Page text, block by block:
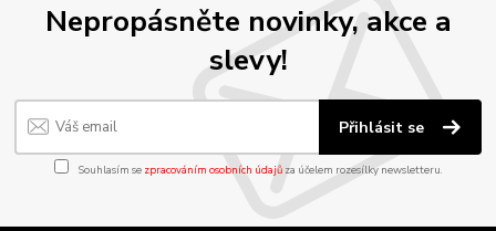
Nepropásněte novinky, akce a
slevy!
Přihlásit se
Souhlasím se zpracováním osobních údajůza účelem rozesílky newsletteru.